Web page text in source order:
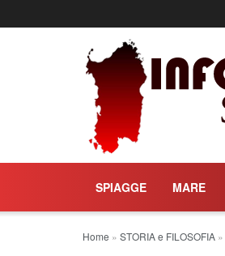
SPIAGGE MARE
Home » STORIA e FILOSOFIA »